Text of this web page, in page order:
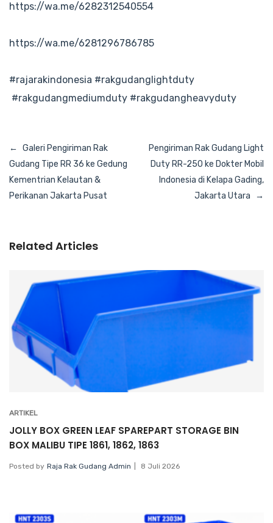
https://wa.me/6282312540554
https://wa.me/6281296786785
#rajarakindonesia #rakgudanglightduty
#rakgudangmediumduty #rakgudangheavyduty
Navigasi
pos
Galeri Pengiriman Rak
Gudang Tipe RR 36 ke Gedung
Kementrian Kelautan &
Perikanan Jakarta Pusat
Pengiriman Rak Gudang Light
Duty RR-250 ke Dokter Mobil
Indonesia di Kelapa Gading,
Jakarta Utara
Related Articles
ARTIKEL
JOLLY BOX GREEN LEAF SPAREPART STORAGE BIN
BOX MALIBU TIPE 1861, 1862, 1863
Posted by Raja Rak Gudang Admin 8 Juli 2026